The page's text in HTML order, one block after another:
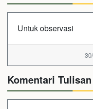
Untuk observasi
Komentari